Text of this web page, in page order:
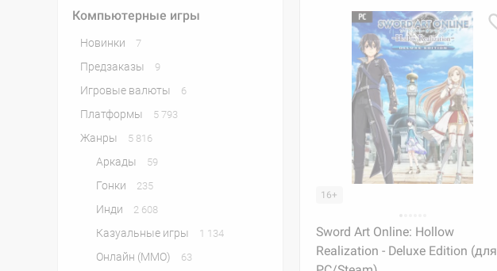
Компьютерные игры
Новинки 7
Предзаказы 9
Игровые валюты 6
Платформы 5 793
Жанры 5 816
Аркады 59
Гонки 235
Инди 2 608
Казуальные игры 1 134
Онлайн (MMO) 63
16+
Sword Art Online: Hollow
Realization - Deluxe Edition (для